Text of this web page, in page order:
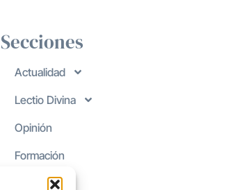
Secciones
Actualidad
Lectio Divina
Opinión
Formación